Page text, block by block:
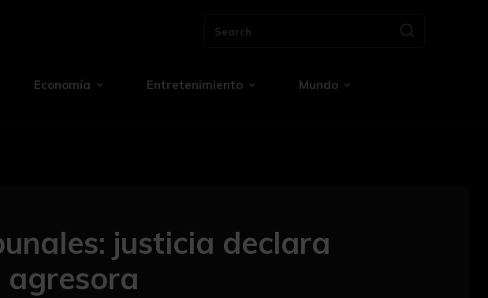
Search
Economía Entretenimiento Mundo
justicia declara
agresora